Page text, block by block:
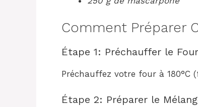
Comment Préparer
Étape 1: Préchauffer le Four
Préchauffez votre four à 180°C
Étape 2: Préparer le